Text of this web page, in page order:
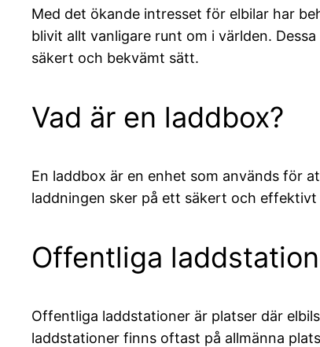
Med det ökande intresset för elbilar har
blivit allt vanligare runt om i världen.
säkert och bekvämt sätt.
Vad är en laddbox?
En laddbox är en enhet som används för
laddningen sker på ett säkert och
Offentliga
Offentliga laddstationer är platser där
laddstationer finns oftast på allmänna